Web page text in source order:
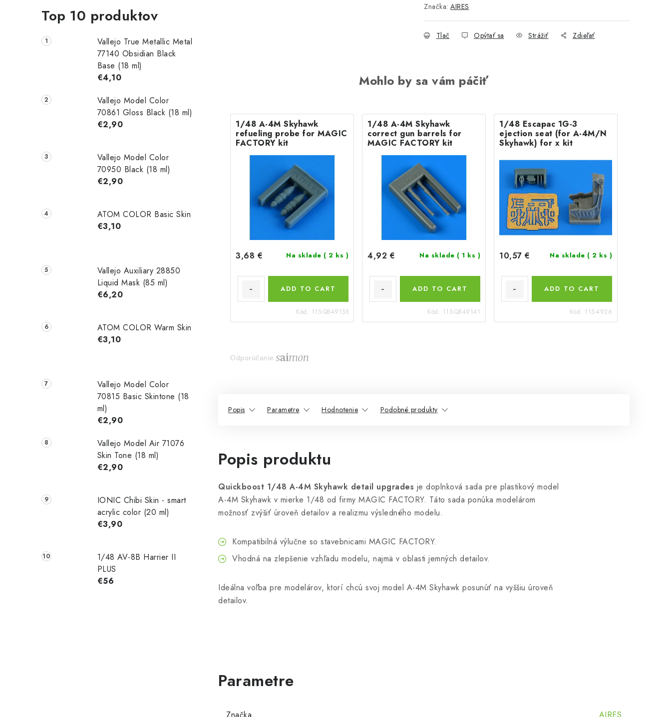
Top 10 produktov
Vallejo True Metallic Metal
77140 Obsidian Black
Base (18 ml)
€4,10
Vallejo Model Color
70861 Gloss Black (18 ml)
€2,90
Vallejo Model Color
70950 Black (18 ml)
€2,90
ATOM COLOR Basic Skin
€3,10
Vallejo Auxiliary 28850
Liquid Mask (85 ml)
€6,20
ATOM COLOR Warm Skin
€3,10
Vallejo Model Color
70815 Basic Skintone (18
ml)
€2,90
Vallejo Model Air 71076
Skin Tone (18 ml)
€2,90
IONIC Chibi Skin - smart
acrylic color (20 ml)
€3,90
1/48 AV-8B Harrier II
PLUS
€56
Značka: AIRES
Tlač Opýtať sa Strážiť Zdieľať
Mohlo by sa vám páčiť
1/48 A-4M Skyhawk
refueling probe for MAGIC
FACTORY kit
3,68 € Na sklade ( 2 ks )
ADD TO CART
Kód: 115-QB49155
1/48 A-4M Skyhawk
correct gun barrels for
MAGIC FACTORY kit
4,92 € Na sklade ( 1 ks )
ADD TO CART
Kód: 115-QB49141
1/48 Escapac 1G-3
ejection seat (for A-4M/N
Skyhawk) for x kit
10,57 € Na sklade ( 2 ks )
ADD TO CART
Kód: 115-4926
Odporúčanie
Popis Parametre Hodnotenie Podobné produkty
Popis produktu
Quickboost 1/48 A-4M Skyhawk detail upgrades je doplnková sada pre plastikový model
A-4M Skyhawk v mierke 1/48 od firmy MAGIC FACTORY. Táto sada ponúka modelárom
možnosť zvýšiť úroveň detailov a realizmu výsledného modelu.
Kompatibilná výlučne so stavebnicami MAGIC FACTORY.
Vhodná na zlepšenie vzhľadu modelu, najmä v oblasti jemných detailov.
Ideálna voľba pre modelárov, ktorí chcú svoj model A-4M Skyhawk posunúť na vyššiu úroveň
detailov.